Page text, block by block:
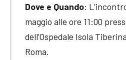
Dove e Quando:
maggio alle ore 11:00
dell’Ospedale Isola
Roma.